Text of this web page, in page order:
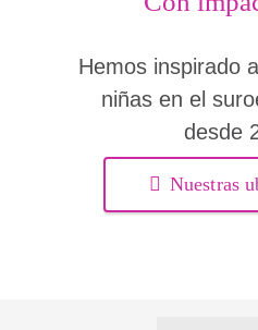
Hemos inspirado
niñas en el
desde
Nuestras